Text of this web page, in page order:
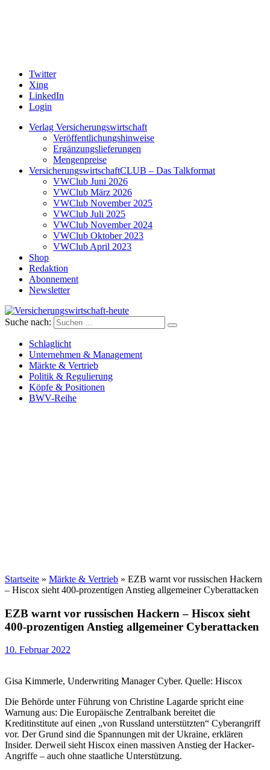
Twitter
Xing
LinkedIn
Login
Verlag Versicherungswirtschaft
Veröffentlichungshinweise
Ergänzungslieferungen
Mengenpreise
VersicherungswirtschaftCLUB – Das Talkformat
VWClub Juni 2026
VWClub März 2026
VWClub November 2025
VWClub Juli 2025
VWClub November 2024
VWClub Oktober 2023
VWClub April 2023
Shop
Redaktion
Abonnement
Newsletter
Versicherungswirtschaft-heute
Suche nach:
Schlaglicht
Unternehmen & Management
Märkte & Vertrieb
Politik & Regulierung
Köpfe & Positionen
BWV-Reihe
Startseite » Märkte & Vertrieb » EZB warnt vor russischen Hackern
– Hiscox sieht 400-prozentigen Anstieg allgemeiner Cyberattacken
EZB warnt vor russischen Hackern – Hiscox sieht
400-prozentigen Anstieg allgemeiner Cyberattacken
10. Februar 2022
Gisa Kimmerle, Underwriting Manager Cyber. Quelle: Hiscox
Die Behörde unter Führung von Christine Lagarde spricht eine
Warnung aus: Die Europäische Zentralbank bereitet die
Kreditinstitute auf einen „von Russland unterstützten“ Cyberangriff
vor. Der Grund sind die Spannungen mit der Ukraine, erklären
Insider. Derweil sieht Hiscox einen massiven Anstieg der Hacker-
Angriffe – auch ohne staatliche Unterstützung.